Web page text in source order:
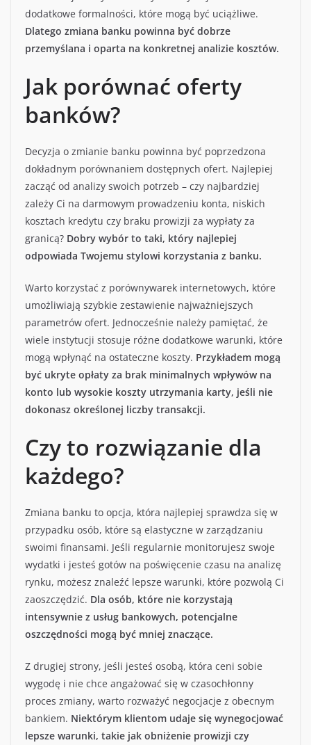
dodatkowe formalności, które mogą być uciążliwe.
Dlatego zmiana banku powinna być dobrze
przemyślana i oparta na konkretnej analizie kosztów.
Jak porównać oferty
banków?
Decyzja o zmianie banku powinna być poprzedzona
dokładnym porównaniem dostępnych ofert. Najlepiej
zacząć od analizy swoich potrzeb – czy najbardziej
zależy Ci na darmowym prowadzeniu konta, niskich
kosztach kredytu czy braku prowizji za wypłaty za
granicą? Dobry wybór to taki, który najlepiej
odpowiada Twojemu stylowi korzystania z banku.
Warto korzystać z porównywarek internetowych, które
umożliwiają szybkie zestawienie najważniejszych
parametrów ofert. Jednocześnie należy pamiętać, że
wiele instytucji stosuje różne dodatkowe warunki, które
mogą wpłynąć na ostateczne koszty. Przykładem mogą
być ukryte opłaty za brak minimalnych wpływów na
konto lub wysokie koszty utrzymania karty, jeśli nie
dokonasz określonej liczby transakcji.
Czy to rozwiązanie dla
każdego?
Zmiana banku to opcja, która najlepiej sprawdza się w
przypadku osób, które są elastyczne w zarządzaniu
swoimi finansami. Jeśli regularnie monitorujesz swoje
wydatki i jesteś gotów na poświęcenie czasu na analizę
rynku, możesz znaleźć lepsze warunki, które pozwolą Ci
zaoszczędzić. Dla osób, które nie korzystają
intensywnie z usług bankowych, potencjalne
oszczędności mogą być mniej znaczące.
Z drugiej strony, jeśli jesteś osobą, która ceni sobie
wygodę i nie chce angażować się w czasochłonny
proces zmiany, warto rozważyć negocjacje z obecnym
bankiem. Niektórym klientom udaje się wynegocjować
lepsze warunki, takie jak obniżenie prowizji czy